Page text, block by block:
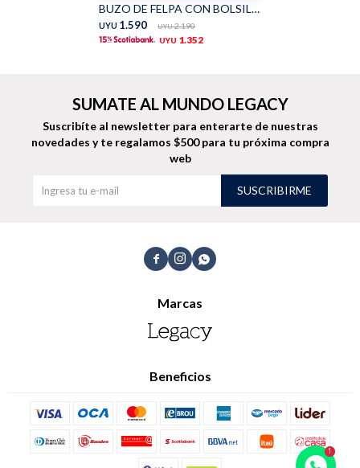
BUZO DE FELPA CON BOLSILLO - Negro
UYU 1.590 UYU 2.190
UYU 1.352
  
Marcas
Beneficios
SUMATE AL MUNDO LEGACY
Suscribíte al newsletter para enterarte de nuestras
novedades y te regalamos $500 para tu próxima compra
web
SUSCRIBIRME
Bolsos y valijas
TALLES GRANDES Uniformes empresariales
Cómo comprar
Envíos, cambios y devoluciones